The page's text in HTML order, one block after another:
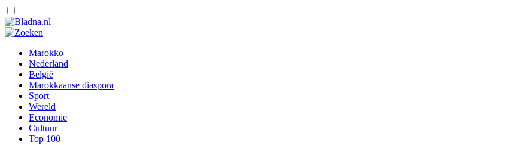
Marokko
Nederland
België
Marokkaanse diaspora
Sport
Wereld
Economie
Cultuur
Top 100